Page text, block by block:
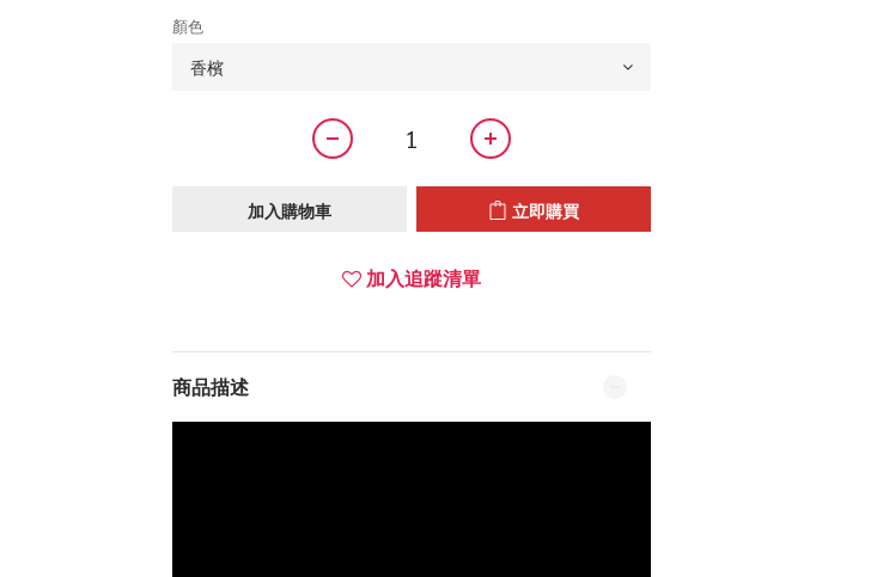
顏色
加入購物車 立即購買
加入追蹤清單
商品描述